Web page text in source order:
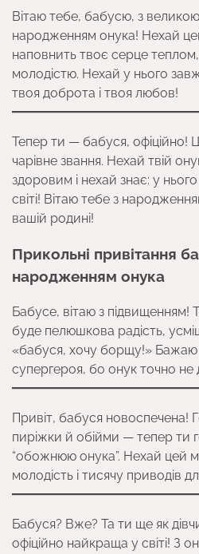
Вітаю тебе, бабусю, з
народженням онука! Нехай
наповнить твоє серце
молодістю. Нехай у нього
твоя доброта і твоя любов!
Тепер ти — бабуся, офіційно!
чарівне звання. Нехай твій
здоровим і нехай знає: у
світі! Вітаю тебе з
вашій родині!
Прикольні привітання
народженням онука
Бабусе, вітаю з підвищенням!
буде пелюшкова радість,
«бабуся, хочу борщу!» Бажаю
супергероя, бо онук точно не
Привіт, бабуся новоспечена!
пиріжки й обійми — тепер ти
“обожнюю онука”. Нехай цей
молодість і тисячу приводів
Бабуся? Вже? Та ти ще як
офіційно найкраща у світі! З